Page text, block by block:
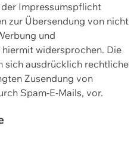
Impressumspflicht
zur Übersendung von nicht
und
widersprochen. Die
sich ausdrücklich rechtliche
Zusendung von
Spam-E-Mails, vor.